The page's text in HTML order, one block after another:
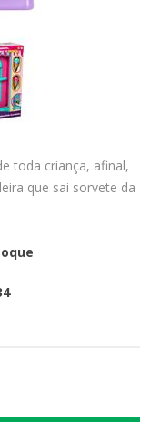
toda criança, afinal,
que sai sorvete da